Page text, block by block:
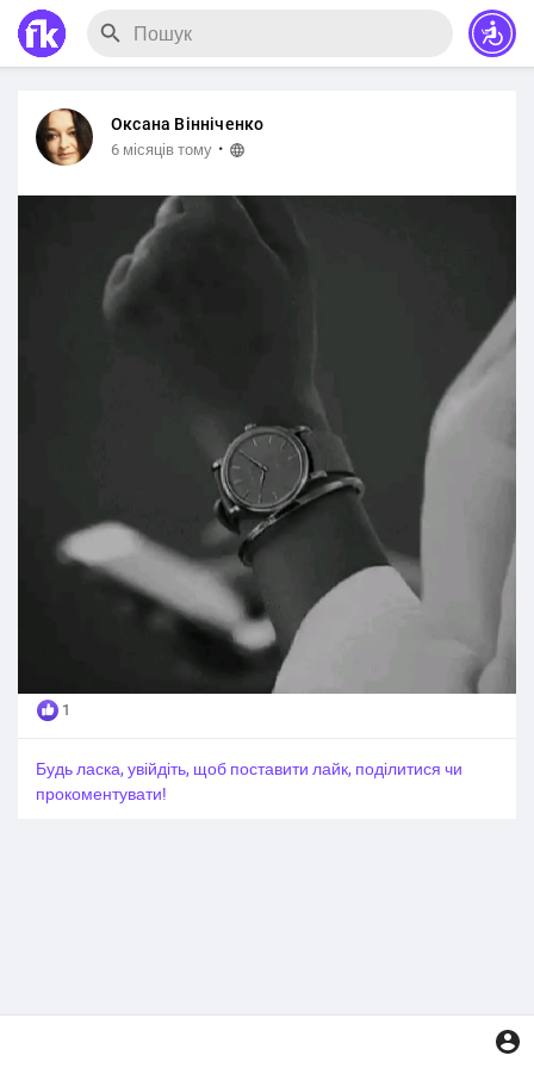
Оксана Вінніченко
6 місяців тому ·
1
Будь ласка, увійдіть, щоб поставити лайк, поділитися чи
прокоментувати!